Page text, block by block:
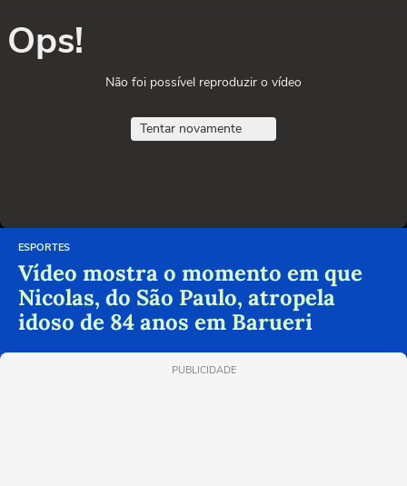
Ops!
Não foi possível reproduzir o vídeo
Tentar novamente
ESPORTES
Vídeo mostra o momento em que
Nicolas, do São Paulo, atropela
idoso de 84 anos em Barueri
PUBLICIDADE